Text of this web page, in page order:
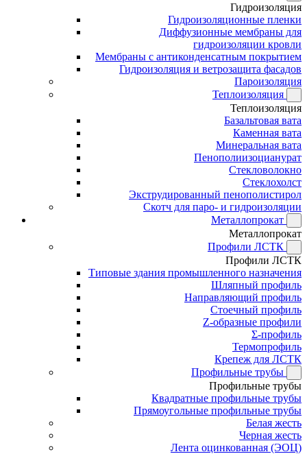
Гидроизоляция
Гидроизоляционные пленки
Диффузионные мембраны для
гидроизоляции кровли
Мембраны с антиконденсатным покрытием
Гидроизоляция и ветрозащита фасадов
Пароизоляция
Теплоизоляция
Теплоизоляция
Базальтовая вата
Каменная вата
Минеральная вата
Пенополиизоцианурат
Стекловолокно
Стеклохолст
Экструдированный пенополистирол
Скотч для паро- и гидроизоляции
Металлопрокат
Металлопрокат
Профили ЛСТК
Профили ЛСТК
Типовые здания промышленного назначения
Шляпный профиль
Направляющий профиль
Стоечный профиль
Z-образные профили
Σ-профиль
Термопрофиль
Крепеж для ЛСТК
Профильные трубы
Профильные трубы
Квадратные профильные трубы
Прямоугольные профильные трубы
Белая жесть
Черная жесть
Лента оцинкованная (ЭОЦ)